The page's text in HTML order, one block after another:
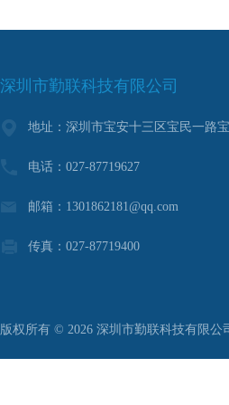
深圳市勤联科技有限公司
地址：深圳市宝安十三区宝民一路
电话：027-87719627
邮箱：1301862181@qq.com
传真：027-87719400
版权所有 © 2026 深圳市勤联科技有限公